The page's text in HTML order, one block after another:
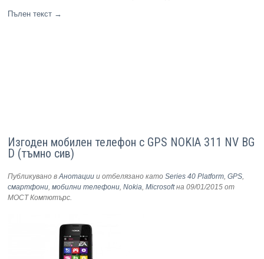
Пълен текст →
Изгоден мобилен телефон с GPS NOKIA 311 NV BG
D (тъмно сив)
Публикувано вАнотации и отбелязано катоSeries 40 Platform,GPS,
смартфони,мобилни телефони,Nokia,Microsoftна 09/01/2015 от
МОСТ Компютърс.